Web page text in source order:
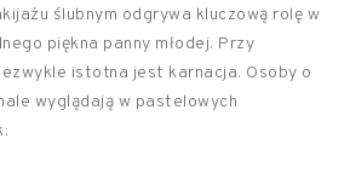
ślubnym odgrywa kluczową rolę w
piękna panny młodej. Przy
istotna jest karnacja. Osoby o
wyglądają w pastelowych